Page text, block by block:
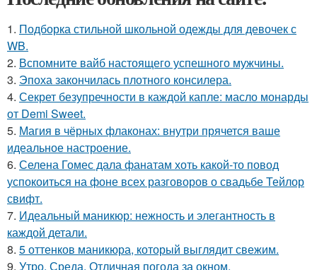
1. Подборка стильной школьной одежды для девочек с
WB.
2. Вспомните вайб настоящего успешного мужчины.
3. Эпоха закончилась плотного консилера.
4. Секрет безупречности в каждой капле: масло монарды
от Demi Sweet.
5. Магия в чёрных флаконах: внутри прячется ваше
идеальное настроение.
6. Селена Гомес дала фанатам хоть какой-то повод
успокоиться на фоне всех разговоров о свадьбе Тейлор
свифт.
7. Идеальный маникюр: нежность и элегантность в
каждой детали.
8. 5 оттенков маникюра, который выглядит свежим.
9. Утро. Среда. Отличная погода за окном.